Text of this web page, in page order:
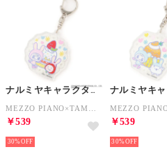
ナルミヤキャラクターズ
￥539
30%
￥539
30%